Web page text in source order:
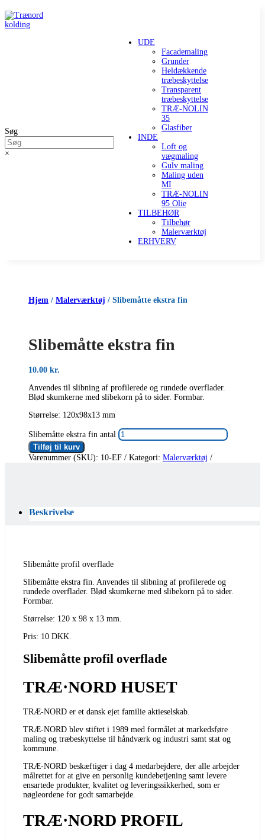
Søg
×
UDE
Facademaling
Grunder
Heldækkende
træbeskyttelse
Transparent
træbeskyttelse
TRÆ-NOLIN
35
Glasfiber
INDE
Loft og
vægmaling
Gulv maling
Maling uden
MI
TRÆ-NOLIN
95 Olie
TILBEHØR
Tilbehør
Malerværktøj
ERHVERV
Hjem / Malerværktøj / Slibemåtte ekstra fin
Slibemåtte ekstra fin
10.00 kr.
Anvendes til slibning af profilerede og rundede overflader.
Blød skumkerne med slibekorn på to sider. Formbar.
Størrelse: 120x98x13 mm
Slibemåtte ekstra fin antal
Tilføj til kurv
Varenummer (SKU): 10-EF Kategori: Malerværktøj
Beskrivelse
Slibemåtte profil overflade
Slibemåtte ekstra fin. Anvendes til slibning af profilerede og
rundede overflader. Blød skumkerne med slibekorn på to sider.
Formbar.
Størrelse: 120 x 98 x 13 mm.
Pris: 10 DKK.
Slibemåtte profil overflade
TRÆ·NORD HUSET
TRÆ-NORD er et dansk ejet familie aktieselskab.
TRÆ-NORD blev stiftet i 1989 med formålet at markedsføre
maling og træbeskyttelse til håndværk og industri samt stat og
kommune.
TRÆ-NORD beskæftiger i dag 4 medarbejdere, der alle arbejder
målrettet for at give en personlig kundebetjening samt levere
ensartede produkter, kvalitet og leveringssikkerhed, som er
nøgleordene for godt samarbejde.
TRÆ·NORD PROFIL